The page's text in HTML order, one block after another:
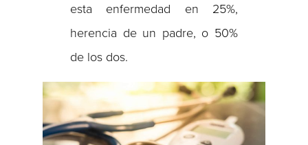
esta enfermedad en 25%,
herencia de un padre, o 50%
de los dos.